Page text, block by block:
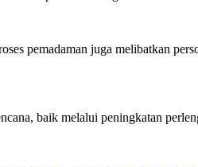
pemadaman juga melibatkan
baik melalui peningkatan